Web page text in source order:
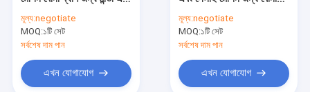
মূল্য:negotiate
MOQ:১টি সেট
সর্বশেষ দাম পান
এখন যোগাযোগ
মূল্য:negotiate
MOQ:১টি সেট
সর্বশেষ দাম পান
এখন যোগাযোগ